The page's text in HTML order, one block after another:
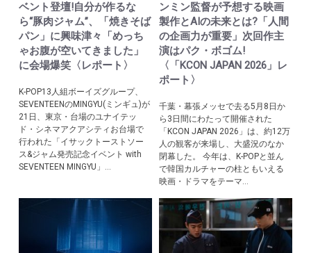
ベント登壇!自分が作るな
ら“豚肉ジャム”、「焼きそば
パン」に興味津々「めっち
ゃお腹が空いてきました」
に会場爆笑〈レポート〉
K-POP13人組ボーイズグループ、
SEVENTEENのMINGYU(ミンギュ)が
21日、東京・台場のユナイテッ
ド・シネマアクアシティお台場で
行われた「イサックトーストソー
ス&ジャム発売記念イベント with
SEVENTEEN MINGYU」...
ンミン監督が予想する映画
製作とAIの未来とは?「人間
の企画力が重要」次回作主
演はパク・ボゴム!
〈「KCON JAPAN 2026」レ
ポート〉
千葉・幕張メッセで去る5月8日か
ら3日間にわたって開催された
「KCON JAPAN 2026」は、約12万
人の観客が来場し、大盛況のなか
閉幕した。 今年は、K-POPと並ん
で韓国カルチャーの柱ともいえる
映画・ドラマをテーマ...